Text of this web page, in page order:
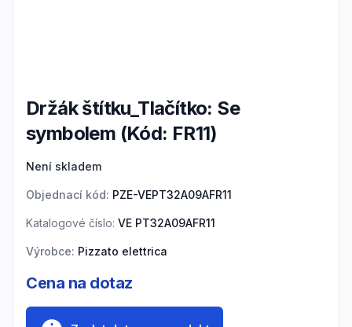
Držák štítku_Tlačítko: Se
symbolem (Kód: FR11)
Není skladem
Objednací kód: PZE-VEPT32A09AFR11
Katalogové číslo: VE PT32A09AFR11
Výrobce: Pizzato elettrica
Cena na dotaz